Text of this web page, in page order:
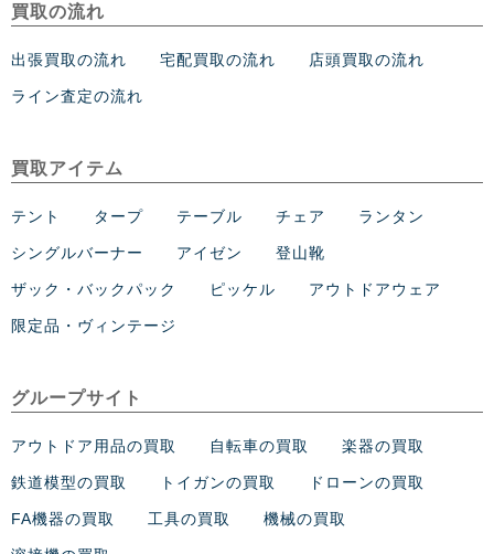
買取の流れ
出張買取の流れ 宅配買取の流れ 店頭買取の流れ
ライン査定の流れ
買取アイテム
テント タープ テーブル チェア ランタン
シングルバーナー アイゼン 登山靴
ザック・バックパック ピッケル アウトドアウェア
限定品・ヴィンテージ
グループサイト
アウトドア用品の買取 自転車の買取 楽器の買取
鉄道模型の買取 トイガンの買取 ドローンの買取
FA機器の買取 工具の買取 機械の買取